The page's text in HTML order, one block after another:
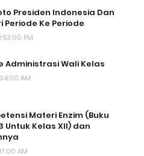
Presiden Indonesia Dan
Periode Ke Periode
PM
Administrasi Wali Kelas
AM
Materi Enzim (Buku
Untuk Kelas XII) dan
AM